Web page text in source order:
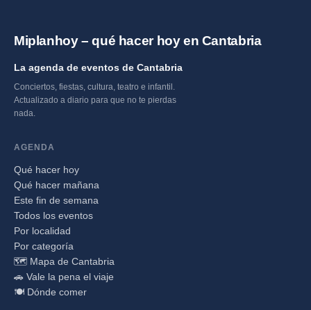
Miplanhoy – qué hacer hoy en Cantabria
La agenda de eventos de Cantabria
Conciertos, fiestas, cultura, teatro e infantil.
Actualizado a diario para que no te pierdas
nada.
AGENDA
Qué hacer hoy
Qué hacer mañana
Este fin de semana
Todos los eventos
Por localidad
Por categoría
🗺️ Mapa de Cantabria
🚗 Vale la pena el viaje
🍽️ Dónde comer